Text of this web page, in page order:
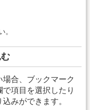
。
合、ブックマーク
項目を選択したり
みができます。